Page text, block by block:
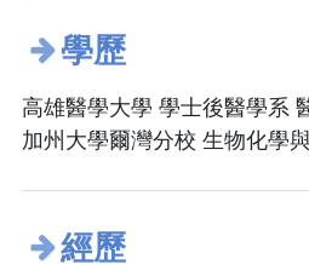
學歷
高雄醫學大學 學士後醫學系
加州大學爾灣分校 生物化學
經歷